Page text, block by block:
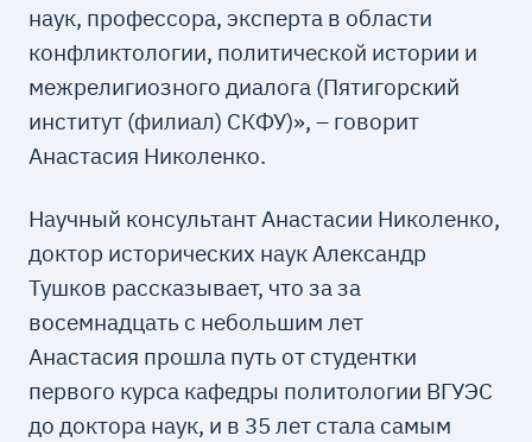
наук, профессора, эксперта в области
конфликтологии, политической истории и
межрелигиозного диалога (Пятигорский
институт (филиал) СКФУ)», – говорит
Анастасия Николенко.
Научный консультант Анастасии Николенко,
доктор исторических наук Александр
Тушков рассказывает, что за за
восемнадцать с небольшим лет
Анастасия прошла путь от студентки
первого курса кафедры политологии ВГУЭС
до доктора наук, и в 35 лет стала самым